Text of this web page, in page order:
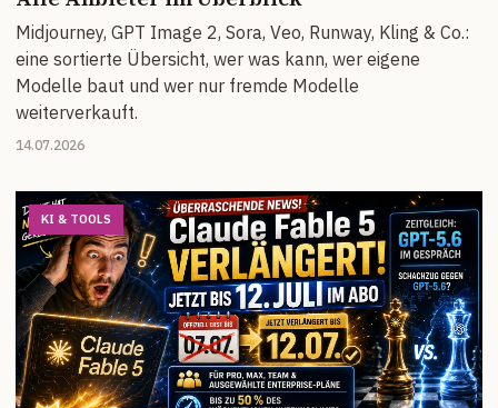
Midjourney, GPT Image 2, Sora, Veo, Runway, Kling & Co.:
eine sortierte Übersicht, wer was kann, wer eigene
Modelle baut und wer nur fremde Modelle
weiterverkauft.
14.07.2026
KI & TOOLS